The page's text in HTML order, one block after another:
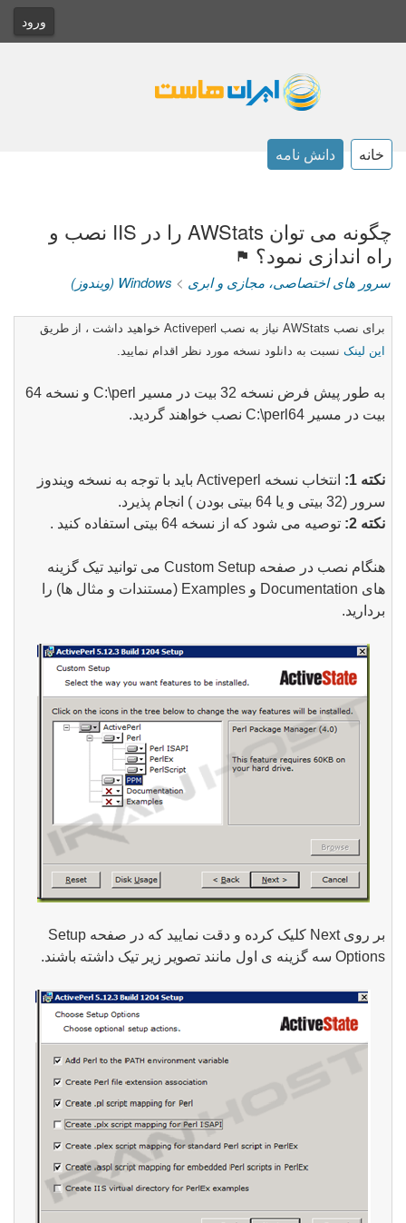
ورود
خانه دانش نامه
چگونه می توان AWStats را در IIS نصب و
راه اندازی نمود؟
سرور های اختصاصی، مجازی و ابری > Windows (ویندوز)
برای نصب AWStats نیاز به نصب Activeperl خواهید داشت ، از طریق
این لینک نسبت به دانلود نسخه مورد نظر اقدام نمایید.
به طور پیش فرض نسخه 32 بیت در مسیر C:\perl
و نسخه 64
بیت در مسیرC:\perl64 نصب خواهند گردید.
نکته 1: انتخاب نسخه Activeperl باید با
توجه به نسخه ویندوز
سرور (32 بیتی و یا 64 بیتی بودن ) انجام پذیرد.
نکته 2:
توصیه می شود که از نسخه 64 بیتی استفاده کنید .
هنگام نصب در صفحهCustom Setup می توانید تیک گزینه
های Documentation وExamples (مستندات و مثال ها) را
بردارید.
بر رویNext کلیک کرده و دقت نمایید که در صفحهSetup
Options سه گزینه ی اول مانند تصویر زیر تیک داشته باشند.